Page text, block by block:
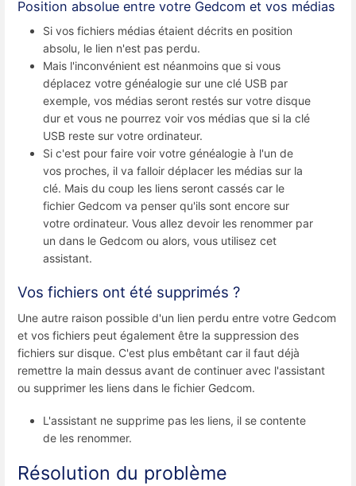
Position absolue entre votre Gedcom et vos médias
Si vos fichiers médias étaient décrits en position
absolu, le lien n'est pas perdu.
Mais l'inconvénient est néanmoins que si vous
déplacez votre généalogie sur une clé USB par
exemple, vos médias seront restés sur votre disque
dur et vous ne pourrez voir vos médias que si la clé
USB reste sur votre ordinateur.
Si c'est pour faire voir votre généalogie à l'un de
vos proches, il va falloir déplacer les médias sur la
clé. Mais du coup les liens seront cassés car le
fichier Gedcom va penser qu'ils sont encore sur
votre ordinateur. Vous allez devoir les renommer par
un dans le Gedcom ou alors, vous utilisez cet
assistant.
Vos fichiers ont été supprimés ?
Une autre raison possible d'un lien perdu entre votre Gedcom
et vos fichiers peut également être la suppression des
fichiers sur disque. C'est plus embêtant car il faut déjà
remettre la main dessus avant de continuer avec l'assistant
ou supprimer les liens dans le fichier Gedcom.
L'assistant ne supprime pas les liens, il se contente
de les renommer.
Résolution du problème